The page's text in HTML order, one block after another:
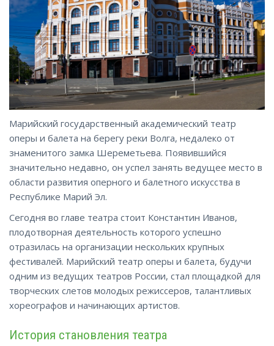
Марийский государственный академический театр
оперы и балета на берегу реки Волга, недалеко от
знаменитого замка Шереметьева. Появившийся
значительно недавно, он успел занять ведущее место в
области развития оперного и балетного искусства в
Республике Марий Эл.
Сегодня во главе театра стоит Константин Иванов,
плодотворная деятельность которого успешно
отразилась на организации нескольких крупных
фестивалей. Марийский театр оперы и балета, будучи
одним из ведущих театров России, стал площадкой для
творческих слетов молодых режиссеров, талантливых
хореографов и начинающих артистов.
История становления театра